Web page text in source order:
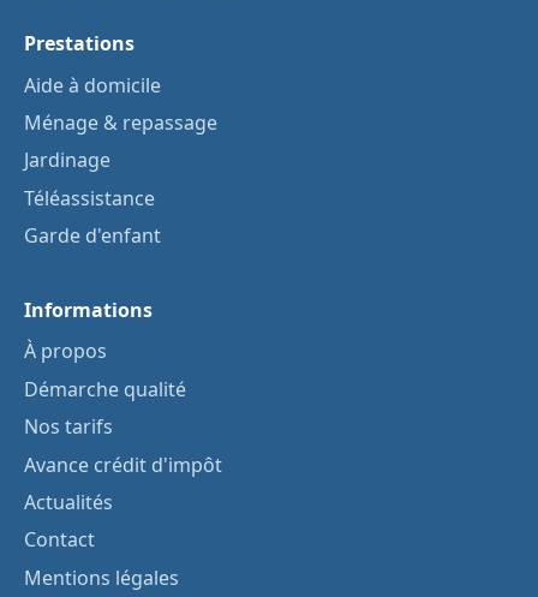
Prestations
Aide à domicile
Ménage & repassage
Jardinage
Téléassistance
Garde d'enfant
Informations
À propos
Démarche qualité
Nos tarifs
Avance crédit d'impôt
Actualités
Contact
Mentions légales